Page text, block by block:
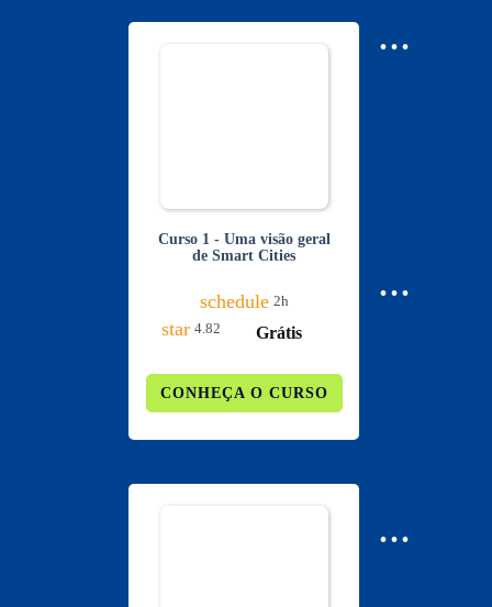
Curso 1 - Uma visão geral
de Smart Cities
schedule 2h
star 4.82 Grátis
CONHEÇA O CURSO
...
...
...